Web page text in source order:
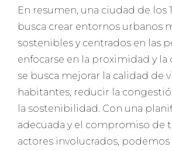
En resumen, una ciudad de los
busca crear entornos urbanos
sostenibles y centrados en las
enfocarse en la proximidad y la
se busca mejorar la calidad de
habitantes, reducir la
la sostenibilidad. Con una
adecuada y el compromiso de
actores involucrados,